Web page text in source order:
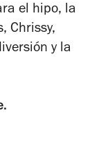
el hipo, la
Chrissy,
y la